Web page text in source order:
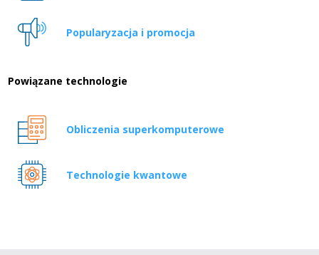
Popularyzacja i promocja
Powiązane technologie
Obliczenia superkomputerowe
Technologie kwantowe